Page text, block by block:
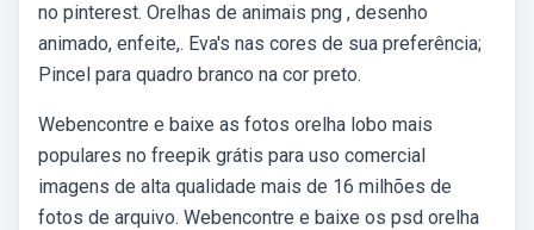
no pinterest. Orelhas de animais png , desenho
animado, enfeite,. Eva's nas cores de sua preferência;
Pincel para quadro branco na cor preto.
Webencontre e baixe as fotos orelha lobo mais
populares no freepik grátis para uso comercial
imagens de alta qualidade mais de 16 milhões de
fotos de arquivo. Webencontre e baixe os psd orelha